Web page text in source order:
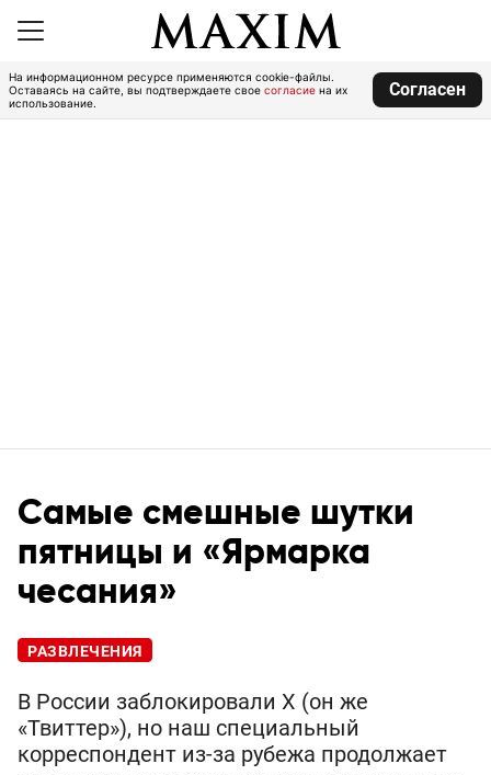
На информационном ресурсе применяются cookie-файлы.
Оставаясь на сайте, вы подтверждаете свое согласие на их
использование.
Согласен
Самые смешные шутки
пятницы и «Ярмарка
чесания»
РАЗВЛЕЧЕНИЯ
В России заблокировали X (он же
«Твиттер»), но наш специальный
корреспондент из-за рубежа продолжает